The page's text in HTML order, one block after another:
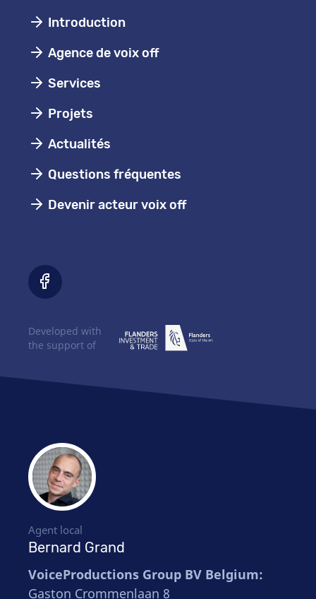
Introduction
Agence de voix off
Services
Projets
Actualités
Questions fréquentes
Devenir acteur voix off
Agent local
Bernard Grand
VoiceProductions Group BV Belgium:
Gaston Crommenlaan 8
Developed with
the support of